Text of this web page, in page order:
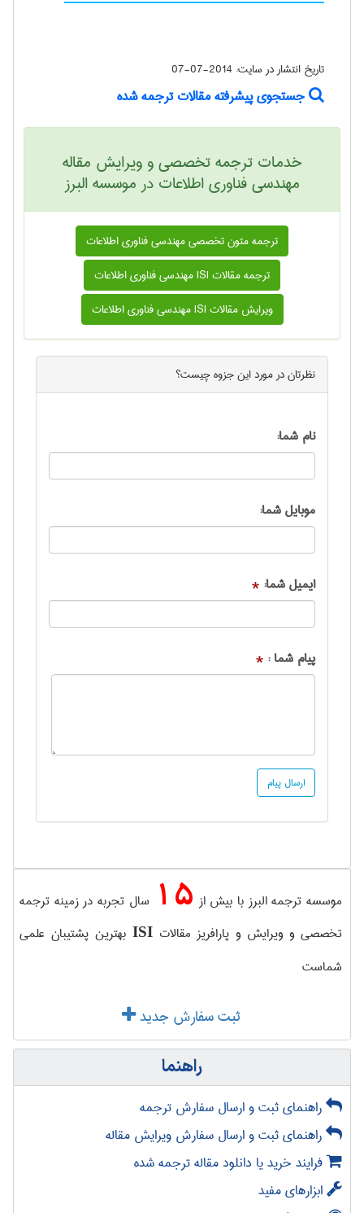
تاریخ انتشار در سایت: 2014-07-07
جستجوی پیشرفته مقالات ترجمه شده
خدمات ترجمه تخصصی و ویرایش مقاله
مهندسی فناوری اطلاعات در موسسه البرز
ترجمه متون تخصصی مهندسی فناوری اطلاعات
ترجمه مقالات ISI مهندسی فناوری اطلاعات
ویرایش مقالات ISI مهندسی فناوری اطلاعات
نظرتان در مورد اینجزوهچیست؟
نام شما:
موبایل شما:
ایمیل شما: *
پیام شما : *
موسسه ترجمه البرز با بیش از 15 سال تجربه در زمینه ترجمه
تخصصی و ویرایش و پارافریز مقالاتISI بهترین پشتیبان علمی
شماست
ثبت سفارش جدید
راهنما
راهنمای ثبت و ارسال سفارش ترجمه
راهنمای ثبت و ارسال سفارش ویرایش مقاله
فرایند خرید یا دانلود مقاله ترجمه شده
ابزارهای مفید